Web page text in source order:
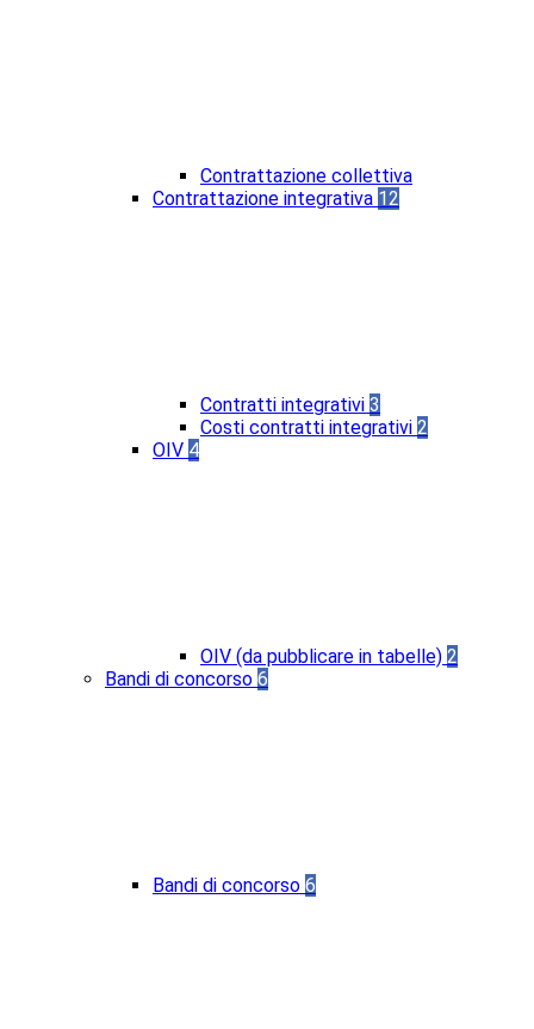
Contrattazione collettiva
Contrattazione integrativa 12
Contratti integrativi 3
Costi contratti integrativi 2
OIV 4
OIV (da pubblicare in tabelle) 2
Bandi di concorso 6
Bandi di concorso 6